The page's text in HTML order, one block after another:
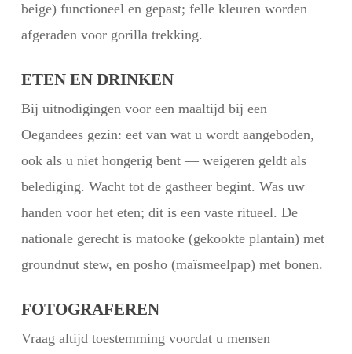
beige) functioneel en gepast; felle kleuren worden
afgeraden voor gorilla trekking.
ETEN EN DRINKEN
Bij uitnodigingen voor een maaltijd bij een
Oegandees gezin: eet van wat u wordt aangeboden,
ook als u niet hongerig bent — weigeren geldt als
belediging. Wacht tot de gastheer begint. Was uw
handen voor het eten; dit is een vaste ritueel. De
nationale gerecht is matooke (gekookte plantain) met
groundnut stew, en posho (maïsmeelpap) met bonen.
FOTOGRAFEREN
Vraag altijd toestemming voordat u mensen